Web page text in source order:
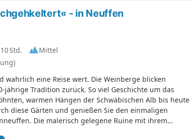
- in Neuffen
Std.
Mittel
wahrlich eine Reise wert. Die Weinberge blicken
Tradition zurück. So viel Geschichte um das
warmen Hängen der Schwäbischen Alb bis heute
diese Gärten und genießen Sie den einmaligen
Die malerisch gelegene Ruine mit ihrem